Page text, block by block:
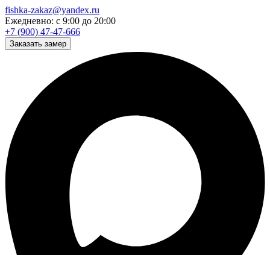
fishka-zakaz@yandex.ru
Ежедневно: с 9:00 до 20:00
+7 (900) 47-47-666
Заказать замер